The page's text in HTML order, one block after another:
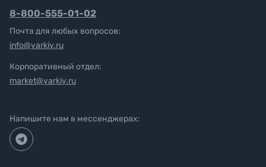
8-800-555-01-02
Почта для любых вопросов:
info@yarkiy.ru
Корпоративный отдел:
market@yarkiy.ru
Напишите нам в мессенджерах: